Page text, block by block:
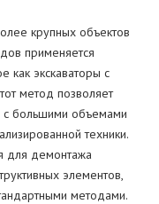
крупных объектов
применяется
как экскаваторы с
метод позволяет
с большими объемами
техники.
для демонтажа
элементов,
методами.